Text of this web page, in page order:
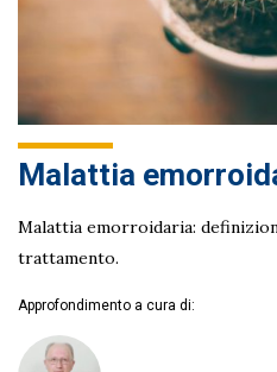
Malattia
Malattia emorroidaria:
trattamento.
Approfondimento a cura di: